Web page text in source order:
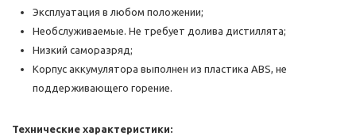
Эксплуатация в любом положении;
Необслуживаемые. Не требует долива дистиллята;
Низкий саморазряд;
Корпус аккумулятора выполнен из пластика ABS, не
поддерживающего горение.
Технические характеристики: